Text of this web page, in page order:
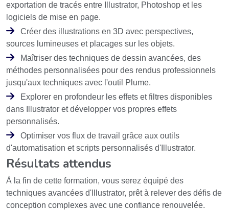
exportation de tracés entre Illustrator, Photoshop et les
logiciels de mise en page.
Créer des illustrations en 3D avec perspectives,
sources lumineuses et placages sur les objets.
Maîtriser des techniques de dessin avancées, des
méthodes personnalisées pour des rendus professionnels
jusqu'aux techniques avec l'outil Plume.
Explorer en profondeur les effets et filtres disponibles
dans Illustrator et développer vos propres effets
personnalisés.
Optimiser vos flux de travail grâce aux outils
d'automatisation et scripts personnalisés d'Illustrator.
Résultats attendus
À la fin de cette formation, vous serez équipé des
techniques avancées d'Illustrator, prêt à relever des défis de
conception complexes avec une confiance renouvelée.